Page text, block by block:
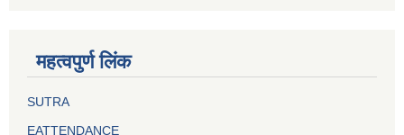
महत्वपुर्ण लिंक
SUTRA
EATTENDANCE